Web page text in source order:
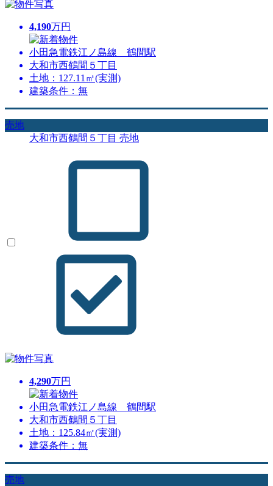
4,190万円
小田急電鉄江ノ島線 鶴間駅
大和市西鶴間５丁目
土地：127.11㎡(実測)
建築条件：無
売地
大和市西鶴間５丁目 売地
4,290万円
小田急電鉄江ノ島線 鶴間駅
大和市西鶴間５丁目
土地：125.84㎡(実測)
建築条件：無
売地